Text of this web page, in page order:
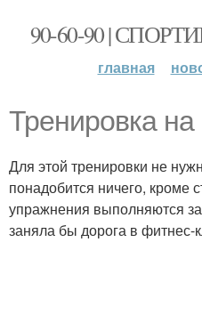
90-60-90 |
главная
Тренировка на
Для этой тренировки не
понадобится ничего, кроме
упражнения выполняются
заняла бы дорога в фитнес-